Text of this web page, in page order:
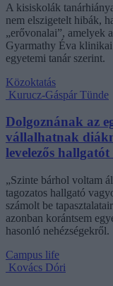
A kisiskolák
nem elszigetelt hibák,
„erővonalai”, amelyek
Gyarmathy Éva klinikai
egyetemi tanár szerint.
Közoktatás
Kurucz-Gáspár Tünde
Dolgoznának az
vállalhatnak
levelezős
„Szinte bárhol voltam
tagozatos hallgató
számolt be
azonban korántsem
hasonló nehézségekről.
Campus life
Kovács Dóri